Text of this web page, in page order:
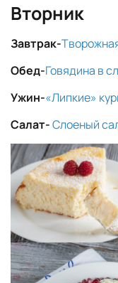
Вторник
Завтрак-
Обед-Говядина в
Ужин-«Липкие»
Салат-Слоеный